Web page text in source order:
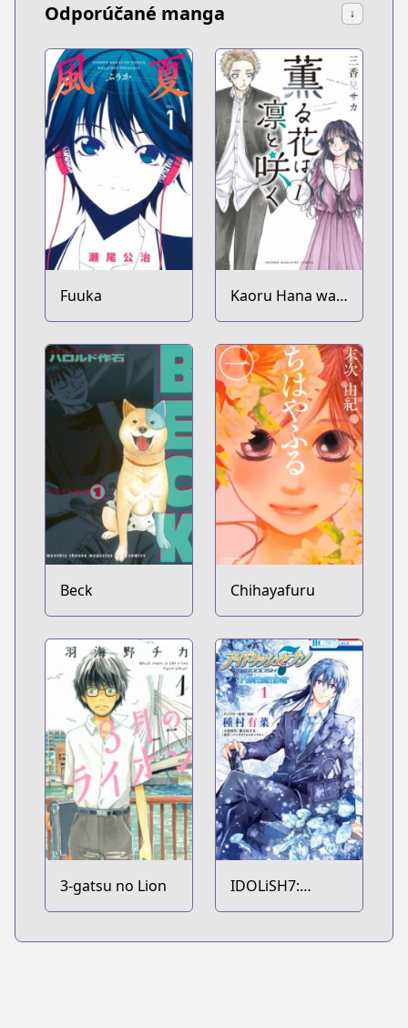
Odporúčané manga ↓
Fuuka
Kaoru Hana wa
Rin to Saku
Beck Chihayafuru
3-gatsu no Lion
IDOLiSH7:
Re:member